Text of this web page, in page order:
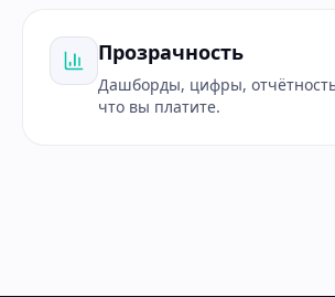
Прозрачность
Дашборды, цифры,
что вы платите.